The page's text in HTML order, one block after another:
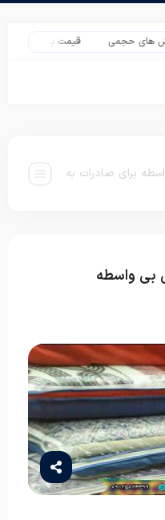
حجمی قیمت پتو مسافرتی حوله ای
برای صادرات به
بی واسطه